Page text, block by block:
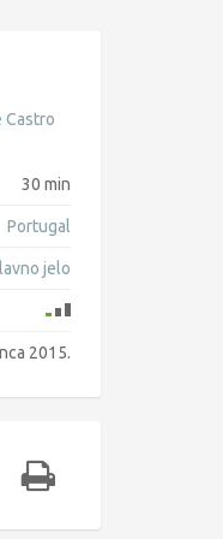
Castro
30 min
Portugal
jelo
2015.